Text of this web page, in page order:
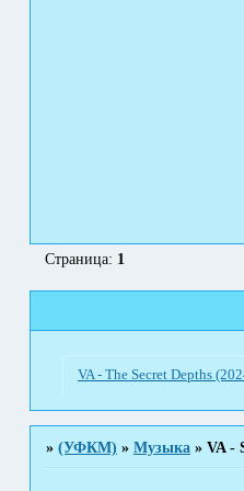
Страница: 1
VA - The Secret Depths
» (УФКМ) » Музыка » VA -